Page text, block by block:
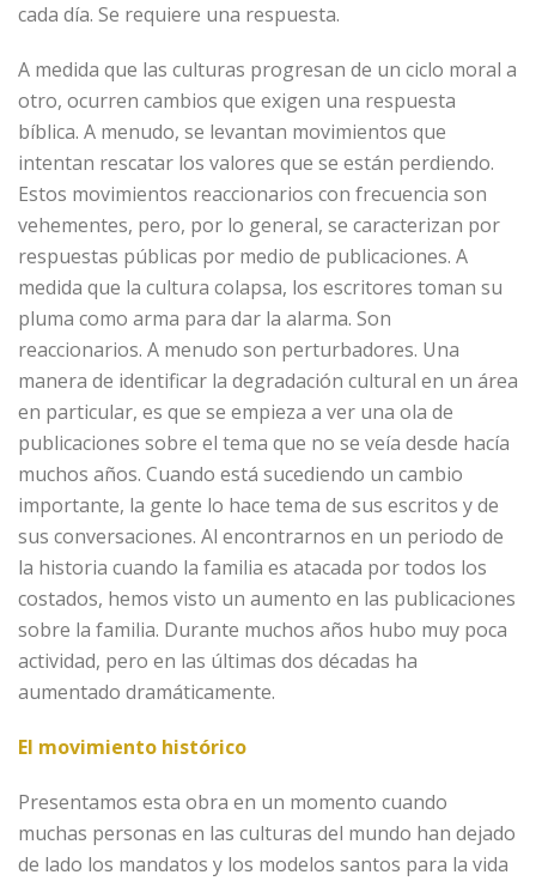
cada día. Se requiere una respuesta.
A medida que las culturas progresan de un ciclo moral a
otro, ocurren cambios que exigen una respuesta
bíblica. A menudo, se levantan movimientos que
intentan rescatar los valores que se están perdiendo.
Estos movimientos reaccionarios con frecuencia son
vehementes, pero, por lo general, se caracterizan por
respuestas públicas por medio de publicaciones. A
medida que la cultura colapsa, los escritores toman su
pluma como arma para dar la alarma. Son
reaccionarios. A menudo son perturbadores. Una
manera de identificar la degradación cultural en un área
en particular, es que se empieza a ver una ola de
publicaciones sobre el tema que no se veía desde hacía
muchos años. Cuando está sucediendo un cambio
importante, la gente lo hace tema de sus escritos y de
sus conversaciones. Al encontrarnos en un periodo de
la historia cuando la familia es atacada por todos los
costados, hemos visto un aumento en las publicaciones
sobre la familia. Durante muchos años hubo muy poca
actividad, pero en las últimas dos décadas ha
aumentado dramáticamente.
El movimiento histórico
Presentamos esta obra en un momento cuando
muchas personas en las culturas del mundo han dejado
de lado los mandatos y los modelos santos para la vida